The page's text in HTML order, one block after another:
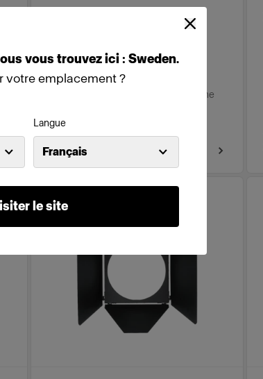
vous trouvezici : Sweden.
votre emplacement ?
Langue
Français
le site
TeleZoom Reflector White
Pour une lumière dirigée et homogène
À partir de
6 709,00 kr